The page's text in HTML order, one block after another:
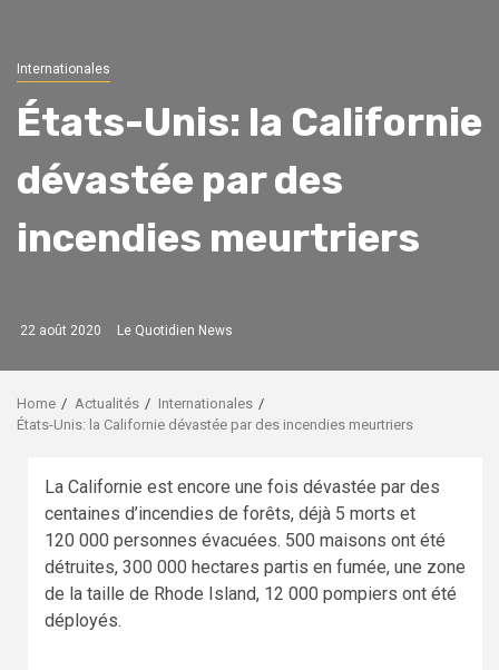
Internationales
États-Unis: la Californie
dévastée par des
incendies meurtriers
22 août 2020 Le Quotidien News
Home Actualités
Internationales
États-Unis: la Californie dévastée par des incendies meurtriers
La Californie est encore une fois dévastée par des
centaines d’incendies de forêts, déjà 5 morts et
120 000 personnes évacuées. 500 maisons ont été
détruites, 300 000 hectares partis en fumée, une zone
de la taille de Rhode Island, 12 000 pompiers ont été
déployés.